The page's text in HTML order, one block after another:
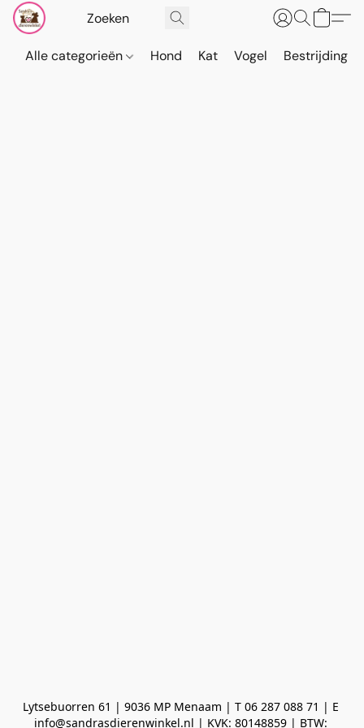
Alle categorieën Hond Kat Vogel Bestrijding
Lytsebuorren 61 | 9036 MP Menaam | T 06 287 088 71 | E
info@sandrasdierenwinkel.nl | KVK: 80148859 | BTW: